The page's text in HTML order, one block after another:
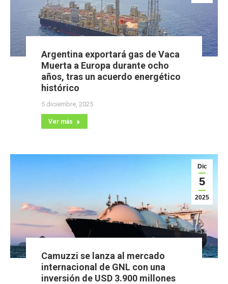
Argentina exportará gas de Vaca
Muerta a Europa durante ocho
años, tras un acuerdo energético
histórico
5 diciembre, 2025
Ver más
Dic
5
2025
Camuzzi se lanza al mercado
internacional de GNL con una
inversión de USD 3.900 millones